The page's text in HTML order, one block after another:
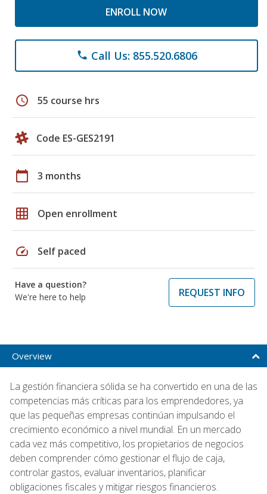
ENROLL NOW
phone Call Us: 855.520.6806
schedule 55 course hrs
Code ES-GES2191
calendar_today 3 months
grid_on Open enrollment
speed Self paced
Have a question?
We're here to help
REQUEST INFO
Overview
La gestión financiera sólida se ha convertido en una de las
competencias más críticas para los emprendedores, ya
que las pequeñas empresas continúan impulsando el
crecimiento económico a nivel mundial. En un mercado
cada vez más competitivo, los propietarios de negocios
deben comprender cómo gestionar el flujo de caja,
controlar gastos, evaluar inventarios, planificar
obligaciones fiscales y mitigar riesgos financieros.